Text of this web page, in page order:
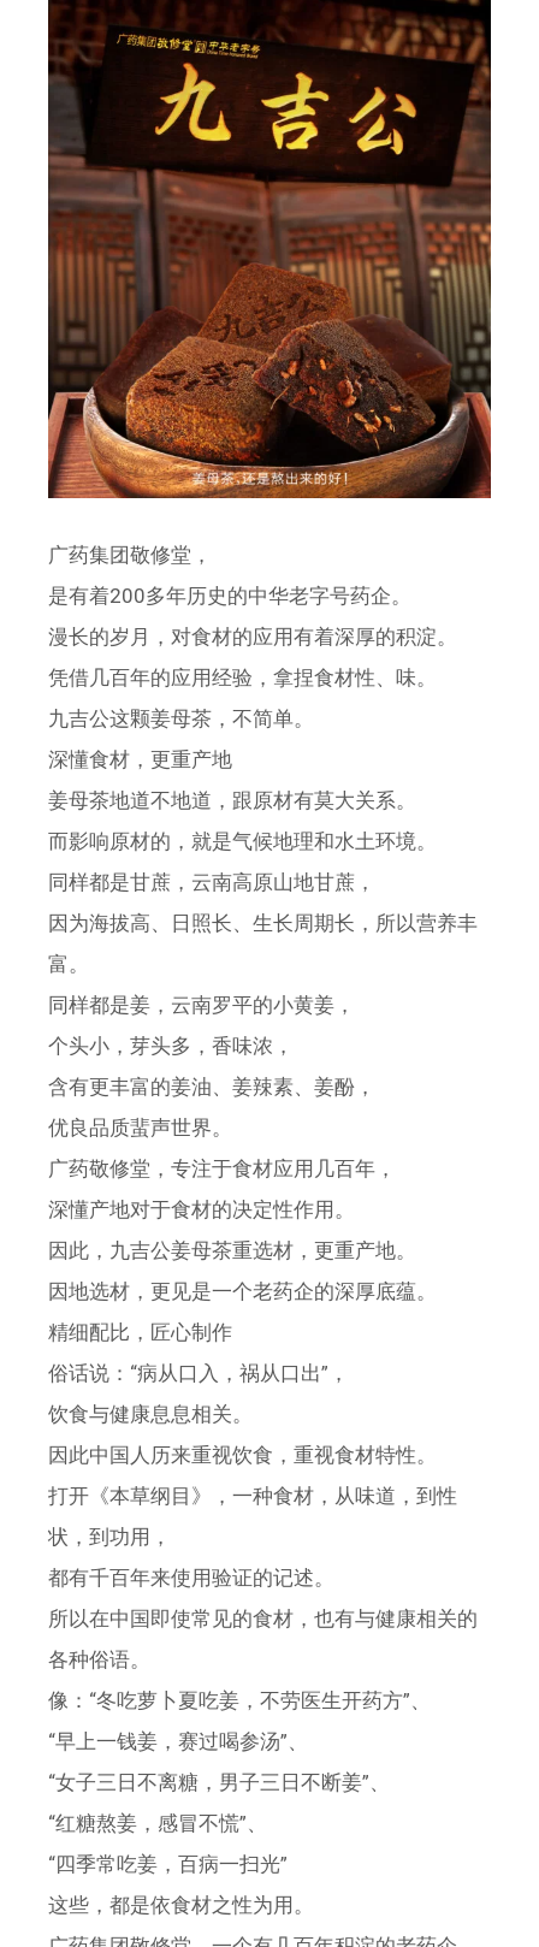
广药集团敬修堂，
是有着200多年历史的中华老字号药企。
漫长的岁月，对食材的应用有着深厚的积淀。
凭借几百年的应用经验，拿捏食材性、味。
九吉公这颗姜母茶，不简单。
深懂食材，更重产地
姜母茶地道不地道，跟原材有莫大关系。
而影响原材的，就是气候地理和水土环境。
同样都是甘蔗，云南高原山地甘蔗，
因为海拔高、日照长、生长周期长，所以营养丰
富。
同样都是姜，云南罗平的小黄姜，
个头小，芽头多，香味浓，
含有更丰富的姜油、姜辣素、姜酚，
优良品质蜚声世界。
广药敬修堂，专注于食材应用几百年，
深懂产地对于食材的决定性作用。
因此，九吉公姜母茶重选材，更重产地。
因地选材，更见是一个老药企的深厚底蕴。
精细配比，匠心制作
俗话说：“病从口入，祸从口出”，
饮食与健康息息相关。
因此中国人历来重视饮食，重视食材特性。
打开《本草纲目》，一种食材，从味道，到性
状，到功用，
都有千百年来使用验证的记述。
所以在中国即使常见的食材，也有与健康相关的
各种俗语。
像：“冬吃萝卜夏吃姜，不劳医生开药方”、
“早上一钱姜，赛过喝参汤”、
“女子三日不离糖，男子三日不断姜”、
“红糖熬姜，感冒不慌”、
“四季常吃姜，百病一扫光”
这些，都是依食材之性为用。